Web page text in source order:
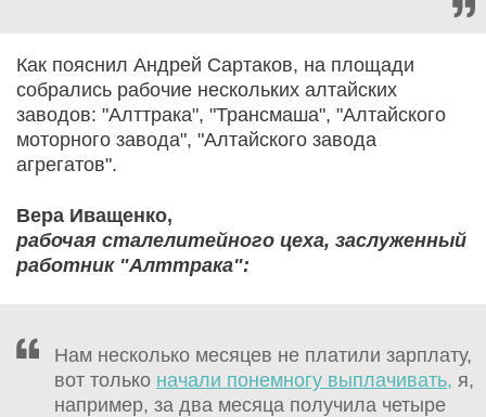
Как пояснил Андрей Сартаков, на площади
собрались рабочие нескольких алтайских
заводов: "Алттрака", "Трансмаша", "Алтайского
моторного завода", "Алтайского завода
агрегатов".
Вера Иващенко,
рабочая сталелитейного цеха, заслуженный
работник "Алттрака":
Нам несколько месяцев не платили зарплату,
вот только начали понемногу выплачивать, я,
например, за два месяца получила четыре